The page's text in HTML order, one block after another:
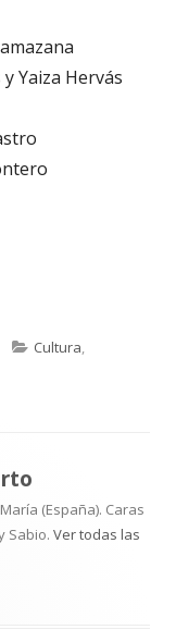
Yaiza Hervás
Categorías
Cultura,
(España). Caras
Sabio. Ver todas las